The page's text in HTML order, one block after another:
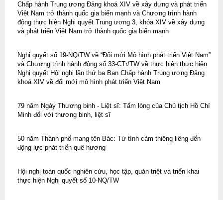
Chấp hành Trung ương Đảng khoá XIV về xây dựng và phát triển
Việt Nam trở thành quốc gia biển mạnh và Chương trình hành
động thực hiện Nghị quyết Trung ương 3, khóa XIV về xây dựng
và phát triển Việt Nam trở thành quốc gia biển mạnh
Nghị quyết số 19-NQ/TW về “Đổi mới Mô hình phát triển Việt Nam”
và Chương trình hành động số 33-CTr/TW về thực hiện thực hiện
Nghị quyết Hội nghị lần thứ ba Ban Chấp hành Trung ương Đảng
khoá XIV về đổi mới mô hình phát triển Việt Nam
79 năm Ngày Thương binh - Liệt sĩ: Tấm lòng của Chủ tịch Hồ Chí
Minh đối với thương binh, liệt sĩ
50 năm Thành phố mang tên Bác: Từ tình cảm thiêng liêng đến
động lực phát triển quê hương
Hội nghị toàn quốc nghiên cứu, học tập, quán triệt và triển khai
thực hiện Nghị quyết số 10-NQ/TW